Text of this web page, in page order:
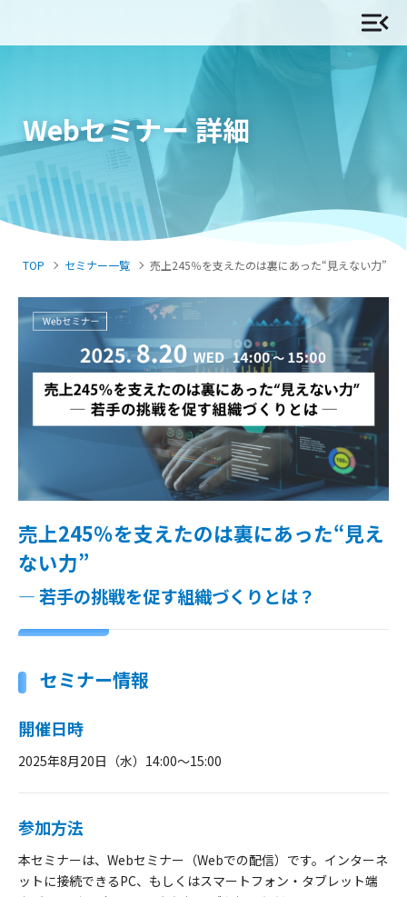
Webセミナー 詳細
TOP セミナー一覧 売上245％を支えたのは裏にあった“見えない力”
売上245％を支えたのは裏にあった“見え
ない力”
― 若手の挑戦を促す組織づくりとは？
セミナー情報
開催日時
2025年8月20日（水）14:00～15:00
参加方法
本セミナーは、Webセミナー（Webでの配信）です。インターネ
ットに接続できるPC、もしくはスマートフォン・タブレット端